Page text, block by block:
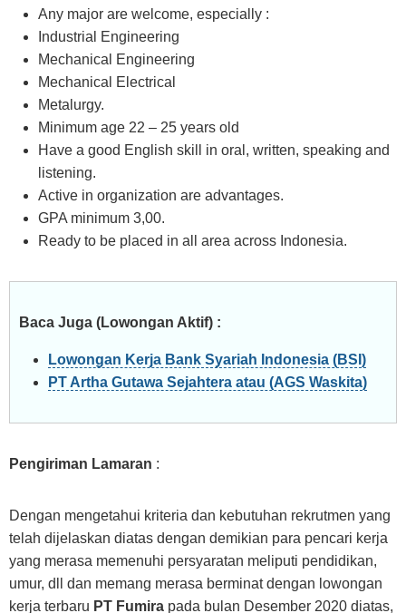
Any major are welcome, especially :
Industrial Engineering
Mechanical Engineering
Mechanical Electrical
Metalurgy.
Minimum age 22 – 25 years old
Have a good English skill in oral, written, speaking and
listening.
Active in organization are advantages.
GPA minimum 3,00.
Ready to be placed in all area across Indonesia.
Baca Juga (Lowongan Aktif) :
Lowongan Kerja Bank Syariah Indonesia (BSI)
PT Artha Gutawa Sejahtera atau (AGS Waskita)
Pengiriman Lamaran :
Dengan mengetahui kriteria dan kebutuhan rekrutmen yang
telah dijelaskan diatas dengan demikian para pencari kerja
yang merasa memenuhi persyaratan meliputi pendidikan,
umur, dll dan memang merasa berminat dengan lowongan
kerja terbaru PT Fumira pada bulan Desember 2020 diatas,